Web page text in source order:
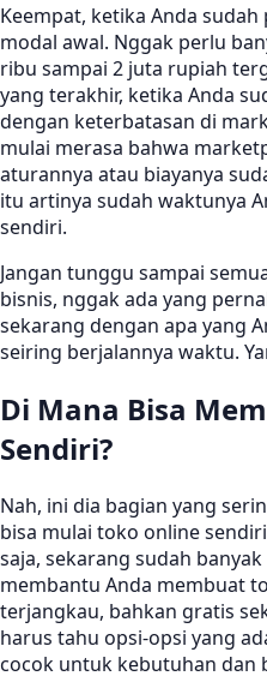
Keempat, ketika Anda
modal awal. Nggak perlu
ribu sampai 2 juta rupiah
yang terakhir, ketika Anda
dengan keterbatasan di
mulai merasa bahwa
aturannya atau biayanya
itu artinya sudah waktunya
sendiri.
Jangan tunggu sampai
bisnis, nggak ada yang
sekarang dengan apa yang
seiring berjalannya waktu.
Di Mana Bisa
Sendiri?
Nah, ini dia bagian yang
bisa mulai toko online
saja, sekarang sudah
membantu Anda membuat
terjangkau, bahkan gratis
harus tahu opsi-opsi yang
cocok untuk kebutuhan dan